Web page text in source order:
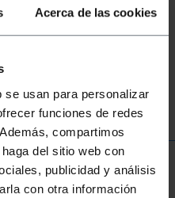
Acerca de las cookies
usan para personalizar
funciones de redes
compartimos
del sitio web con
publicidad y análisis
con otra información